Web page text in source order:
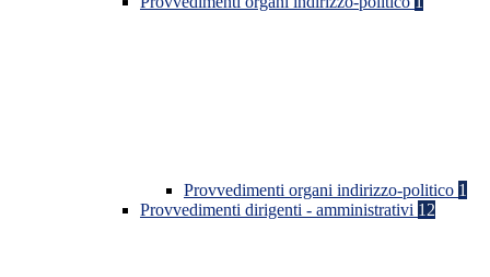
Provvedimenti organi indirizzo-politico 1
Provvedimenti dirigenti - amministrativi 12